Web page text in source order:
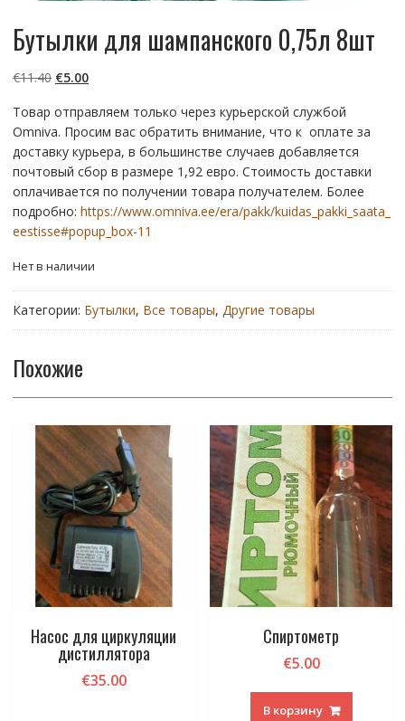
Бутылки для шампанского 0,75л 8шт
€11.40 Первоначальная
составляла
€11.40.
€5.00Текущая
€5.00.
Товар отправляем только через курьерской службой
Omniva. Просим вас обратить внимание, что к оплате за
доставку курьера, в большинстве случаев добавляется
почтовый сбор в размере 1,92 евро. Стоимость доставки
оплачивается по получении товара получателем. Более
подробно: https://www.omniva.ee/era/pakk/kuidas_pakki_saata_
eestisse#popup_box-11
Нет в наличии
Категории: Бутылки, Все товары, Другие товары
Похожие
Насос для циркуляции
дистиллятора
€35.00
Спиртометр
€5.00
В корзину